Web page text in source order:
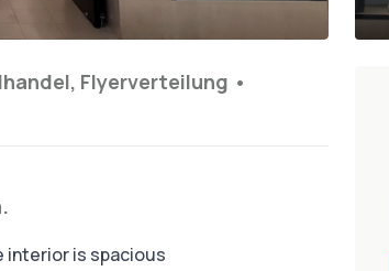
Flyerverteilung •
interior is spacious